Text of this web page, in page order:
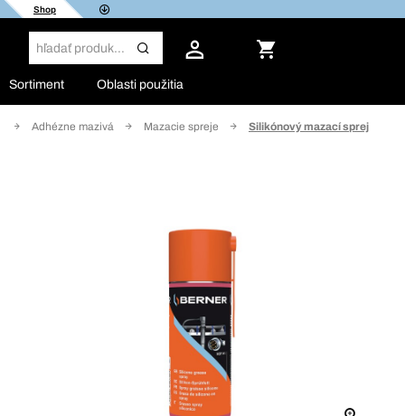
Shop
Sortiment Oblasti použitia
Adhézne mazivá Mazacie spreje Silikónový mazací sprej